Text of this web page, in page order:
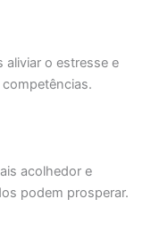
aliviar o estresse e
acolhedor e
podem prosperar.